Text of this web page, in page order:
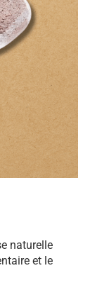
naturelle
et le